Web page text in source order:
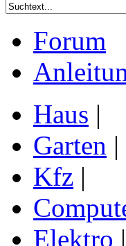
Forum
Haus |
Garten |
Kfz |
Elektro |